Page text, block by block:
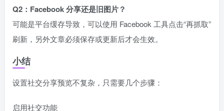
Q2：Facebook 分享还是旧图片？
可能是平台缓存导致，可以使用 Facebook 工具点击“再抓取”
刷新，另外文章必须保存或更新后才会生效。
小结
设置社交分享预览不复杂，只需要几个步骤：
启用社交功能